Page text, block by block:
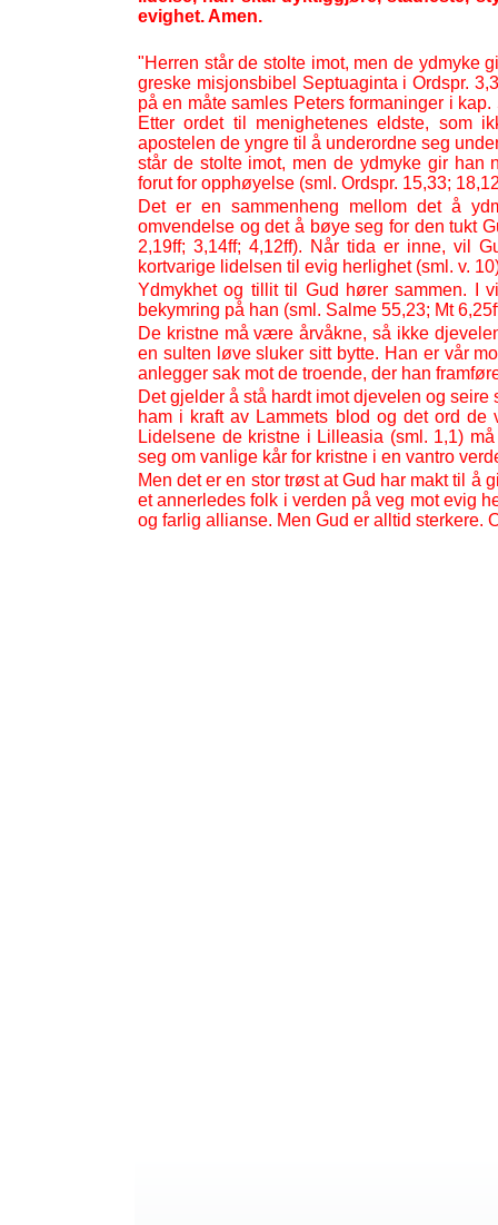
evighet. Amen.
"Herren står de stolte imot, men de ydmyke
greske misjonsbibel Septuaginta i Ordspr.
på en måte samles Peters formaninger i
Etter ordet til menighetenes eldste, som
apostelen de yngre til å underordne seg
står de stolte imot, men de ydmyke gir han
forut for opphøyelse (sml. Ordspr. 15,33;
Det er en sammenheng mellom det å
omvendelse og det å bøye seg for den tukt
2,19ff; 3,14ff; 4,12ff). Når tida er inne, vil
kortvarige lidelsen til evig herlighet (sml. v.
Ydmykhet og tillit til Gud hører sammen. I
bekymring på han (sml. Salme 55,23; Mt
De kristne må være årvåkne, så ikke
en sulten løve sluker sitt bytte. Han er vår
anlegger sak mot de troende, der han
Det gjelder å stå hardt imot djevelen og
ham i kraft av Lammets blod og det ord
Lidelsene de kristne i Lilleasia (sml. 1,1)
seg om vanlige kår for kristne i en vantro
Men det er en stor trøst at Gud har makt til å
et annerledes folk i verden på veg mot evig
og farlig allianse. Men Gud er alltid sterkere.